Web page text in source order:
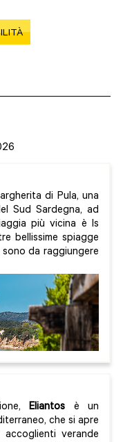
di Pula, una
Sud Sardegna, ad
più vicina è Is
bellissime spiagge
da raggiungere
Eliantos è un
che si apre
verande